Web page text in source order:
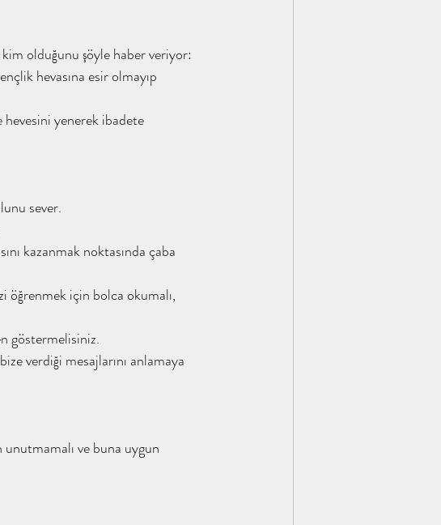
olduğunu şöyle haber veriyor:
hevasına esir olmayıp
hevesini yenerek ibadete
sever.
kazanmak noktasında çaba
öğrenmek için bolca okumalı,
göstermelisiniz.
verdiği mesajlarını anlamaya
ve buna uygun